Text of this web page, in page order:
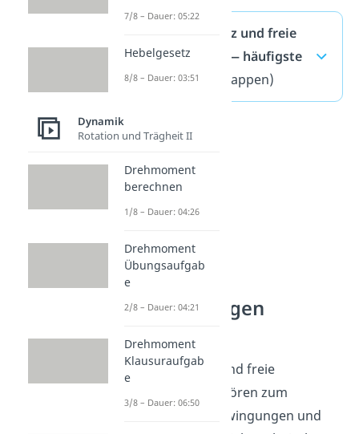
Eigenfrequenz und freie
Schwingung — häufigste
Fragen(ausklappen)
Schwingungen
Eigenfrequenz und freie
Schwingung gehören zum
Themenfeld Schwingungen und
7/8 – Dauer: 05:22
Hebelgesetz
8/8 – Dauer: 03:51
Dynamik
Rotation und Trägheit II
Drehmoment
berechnen
1/8 – Dauer: 04:26
Drehmoment
Übungsaufgab
e
2/8 – Dauer: 04:21
Drehmoment
Klausuraufgab
e
3/8 – Dauer: 06:50